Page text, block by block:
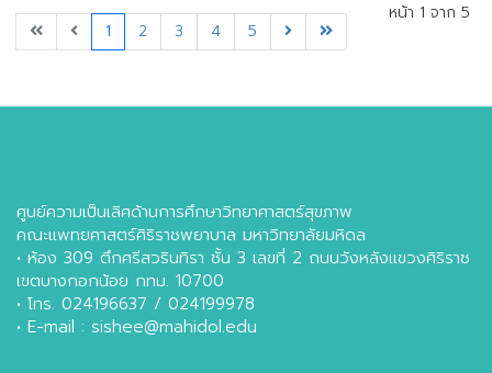
หน้า 1 จาก 5
1
2 3 4 5
ศูนย์ความเป็นเลิศด้านการศึกษาวิทยาศาสตร์สุขภาพ
คณะแพทยศาสตร์ศิริราชพยาบาล มหาวิทยาลัยมหิดล
• ห้อง 309 ตึกศรีสวรินทิรา ชั้น 3 เลขที่ 2 ถนนวังหลังแขวงศิริราช
เขตบางกอกน้อย กทม. 10700
• โทร. 024196637 / 024199978
• E-mail : sishee@mahidol.edu